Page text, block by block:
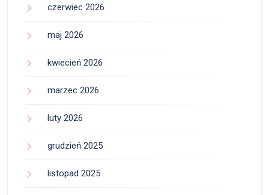
czerwiec 2026
maj 2026
kwiecień 2026
marzec 2026
luty 2026
grudzień 2025
listopad 2025